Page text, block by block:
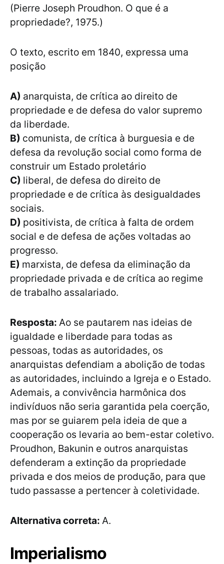
(Pierre Joseph Proudhon. O que é a
propriedade?, 1975.)
O texto, escrito em 1840, expressa uma
posição
A) anarquista, de crítica ao direito de
propriedade e de defesa do valor supremo
da liberdade.
B) comunista, de crítica à burguesia e de
defesa da revolução social como forma de
construir um Estado proletário
C) liberal, de defesa do direito de
propriedade e de crítica às desigualdades
sociais.
D) positivista, de crítica à falta de ordem
social e de defesa de ações voltadas ao
progresso.
E) marxista, de defesa da eliminação da
propriedade privada e de crítica ao regime
de trabalho assalariado.
Resposta: Ao se pautarem nas ideias de
igualdade e liberdade para todas as
pessoas, todas as autoridades, os
anarquistas defendiam a abolição de todas
as autoridades, incluindo a Igreja e o Estado.
Ademais, a convivência harmônica dos
indivíduos não seria garantida pela coerção,
mas por se guiarem pela ideia de que a
cooperação os levaria ao bem-estar coletivo.
Proudhon, Bakunin e outros anarquistas
defenderam a extinção da propriedade
privada e dos meios de produção, para que
tudo passasse a pertencer à coletividade.
Alternativa correta: A.
Imperialismo